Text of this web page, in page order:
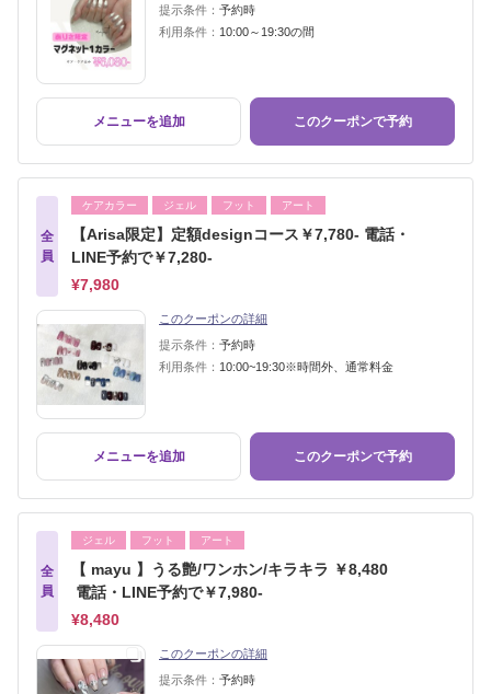
提示条件： 予約時
利用条件： 10:00～19:30の間
メニューを追加 このクーポンで予約
全
員
ケアカラー ジェル フット アート
【Arisa限定】定額designコース￥7,780- 電話・
LINE予約で￥7,280-
¥7,980
このクーポンの詳細
提示条件： 予約時
利用条件： 10:00~19:30※時間外、通常料金
メニューを追加 このクーポンで予約
全
員
ジェル フット アート
【 mayu 】うる艶/ワンホン/キラキラ ￥8,480
電話・LINE予約で￥7,980-
¥8,480
このクーポンの詳細
提示条件： 予約時